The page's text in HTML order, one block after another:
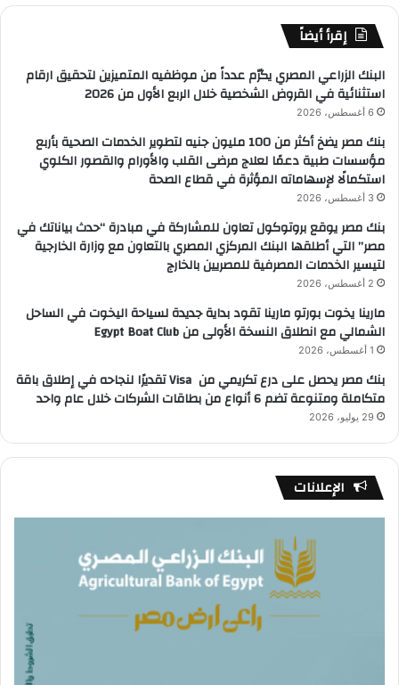
إقرأ أيضاً
البنك الزراعي المصري يكرّم عدداً من موظفيه المتميزين لتحقيق ارقام
استثنائية في القروض الشخصية خلال الربع الأول من 2026
6 أغسطس، 2026
بنك مصر يضخ أكثر من 100 مليون جنيه لتطوير الخدمات الصحية بأربع
مؤسسات طبية دعمًا لعلاج مرضى القلب والأورام والقصور الكلوي
استكمالًا لإسهاماته المؤثرة في قطاع الصحة
3 أغسطس، 2026
بنك مصر يوقع بروتوكول تعاون للمشاركة في مبادرة “حدث بياناتك في
مصر” التي أطلقها البنك المركزي المصري بالتعاون مع وزارة الخارجية
لتيسير الخدمات المصرفية للمصريين بالخارج
2 أغسطس، 2026
مارينا يخوت بورتو مارينا تقود بداية جديدة لسياحة اليخوت في الساحل
الشمالي مع انطلاق النسخة الأولى من Egypt Boat Club
1 أغسطس، 2026
بنك مصر يحصل على درع تكريمي من Visa تقديرًا لنجاحه في إطلاق باقة
متكاملة ومتنوعة تضم 6 أنواع من بطاقات الشركات خلال عام واحد
29 يوليو، 2026
الإعلانات